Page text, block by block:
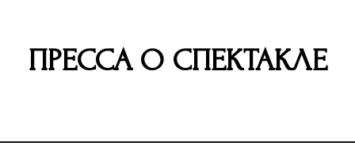
ПРЕССА О СПЕКТАКЛЕ